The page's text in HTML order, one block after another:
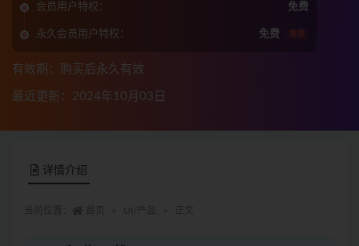
会员用户特权： 免费
永久会员用户特权： 免费 推荐
有效期：购买后永久有效
最近更新：2024年10月03日
详情介绍